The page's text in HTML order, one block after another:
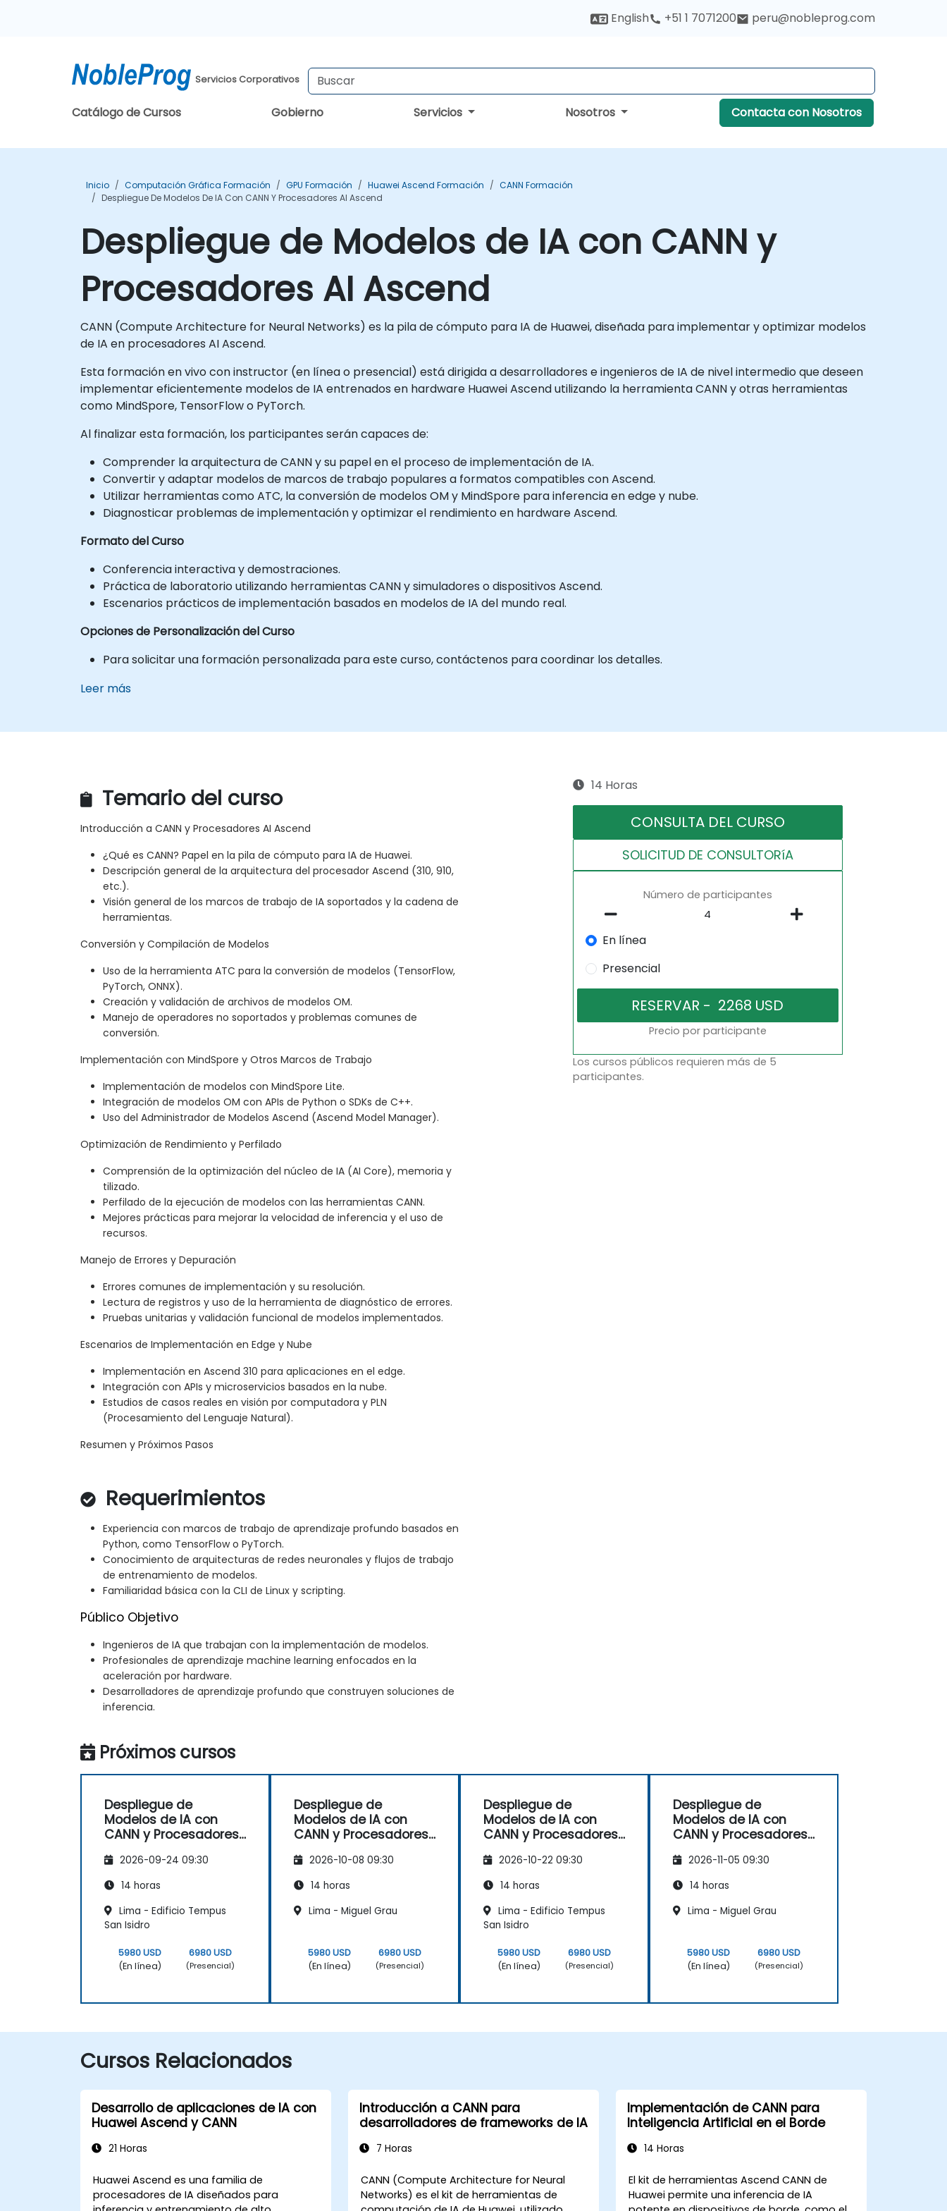
English +51 1 7071200 peru@nobleprog.com
Servicios Corporativos
Catálogo de Cursos Gobierno Servicios Nosotros Contacta con Nosotros
Inicio Computación Gráfica Formación GPU Formación Huawei Ascend Formación
CANN Formación
Despliegue De Modelos De IA Con CANN Y Procesadores AI Ascend
Despliegue de Modelos de IA con CANN y
Procesadores AI Ascend
CANN (Compute Architecture for Neural Networks) es la pila de cómputo para IA de Huawei, diseñada para implementar y optimizar modelos
de IA en procesadores AI Ascend.
Esta formación en vivo con instructor (en línea o presencial) está dirigida a desarrolladores e ingenieros de IA de nivel intermedio que deseen
implementar eficientemente modelos de IA entrenados en hardware Huawei Ascend utilizando la herramienta CANN y otras herramientas
como MindSpore, TensorFlow o PyTorch.
Al finalizar esta formación, los participantes serán capaces de:
Comprender la arquitectura de CANN y su papel en el proceso de implementación de IA.
Convertir y adaptar modelos de marcos de trabajo populares a formatos compatibles con Ascend.
Utilizar herramientas como ATC, la conversión de modelos OM y MindSpore para inferencia en edge y nube.
Diagnosticar problemas de implementación y optimizar el rendimiento en hardware Ascend.
Formato del Curso
Conferencia interactiva y demostraciones.
Práctica de laboratorio utilizando herramientas CANN y simuladores o dispositivos Ascend.
Escenarios prácticos de implementación basados en modelos de IA del mundo real.
Opciones de Personalización del Curso
Para solicitar una formación personalizada para este curso, contáctenos para coordinar los detalles.
Leer más
Temario del curso
Introducción a CANN y Procesadores AI Ascend
¿Qué es CANN? Papel en la pila de cómputo para IA de Huawei.
Descripción general de la arquitectura del procesador Ascend (310, 910,
etc.).
Visión general de los marcos de trabajo de IA soportados y la cadena de
herramientas.
Conversión y Compilación de Modelos
Uso de la herramienta ATC para la conversión de modelos (TensorFlow,
PyTorch, ONNX).
Creación y validación de archivos de modelos OM.
Manejo de operadores no soportados y problemas comunes de
conversión.
Implementación con MindSpore y Otros Marcos de Trabajo
Implementación de modelos con MindSpore Lite.
Integración de modelos OM con APIs de Python o SDKs de C++.
Uso del Administrador de Modelos Ascend (Ascend Model Manager).
Optimización de Rendimiento y Perfilado
Comprensión de la optimización del núcleo de IA (AI Core), memoria y
tilizado.
Perfilado de la ejecución de modelos con las herramientas CANN.
Mejores prácticas para mejorar la velocidad de inferencia y el uso de
recursos.
Manejo de Errores y Depuración
Errores comunes de implementación y su resolución.
Lectura de registros y uso de la herramienta de diagnóstico de errores.
Pruebas unitarias y validación funcional de modelos implementados.
Escenarios de Implementación en Edge y Nube
Implementación en Ascend 310 para aplicaciones en el edge.
Integración con APIs y microservicios basados en la nube.
Estudios de casos reales en visión por computadora y PLN
(Procesamiento del Lenguaje Natural).
Resumen y Próximos Pasos
Requerimientos
Experiencia con marcos de trabajo de aprendizaje profundo basados en
Python, como TensorFlow o PyTorch.
Conocimiento de arquitecturas de redes neuronales y flujos de trabajo
de entrenamiento de modelos.
Familiaridad básica con la CLI de Linux y scripting.
Público Objetivo
Ingenieros de IA que trabajan con la implementación de modelos.
Profesionales de aprendizaje machine learning enfocados en la
aceleración por hardware.
Desarrolladores de aprendizaje profundo que construyen soluciones de
inferencia.
14 Horas
CONSULTA DEL CURSO
SOLICITUD DE CONSULTORíA
Número de participantes
En línea
Presencial
Precio por participante
Los cursos públicos requieren más de 5
participantes.
Próximos cursos
Despliegue de
Modelos de IA con
CANN y Procesadores
2026-09-24 09:30
14 horas
Lima - Edificio Tempus
San Isidro
5980 USD
(En línea)
6980 USD
(Presencial)
Despliegue de
Modelos de IA con
CANN y Procesadores
2026-10-08 09:30
14 horas
Lima - Miguel Grau
5980 USD
(En línea)
6980 USD
(Presencial)
Despliegue de
Modelos de IA con
CANN y Procesadores
2026-10-22 09:30
14 horas
Lima - Edificio Tempus
San Isidro
5980 USD
(En línea)
6980 USD
(Presencial)
Despliegue de
Modelos de IA con
CANN y Procesadores
2026-11-05 09:30
14 horas
Lima - Miguel Grau
5980 USD
(En línea)
6980 USD
(Presencial)
Cursos Relacionados
Desarrollo de aplicaciones de IA con
Huawei Ascend y CANN
21 Horas
Huawei Ascend es una familia de
procesadores de IA diseñados para
Introducción a CANN para
desarrolladores de frameworks de IA
7 Horas
CANN (Compute Architecture for Neural
Networks) es el kit de herramientas de
Implementación de CANN para
Inteligencia Artificial en el Borde
14 Horas
El kit de herramientas Ascend CANN de
Huawei permite una inferencia de IA